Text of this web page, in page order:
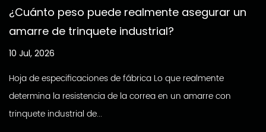
¿Cuánto peso puede realmente asegurar un
amarre de trinquete industrial?
10 Jul, 2026
Hoja de especificaciones de fábrica Lo que realmente
determina la resistencia de la correa en un amarre con
trinquete industrial de...